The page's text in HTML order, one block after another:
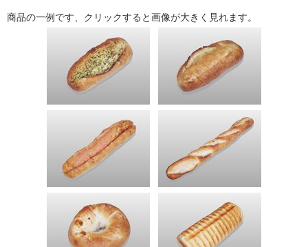
商品の一例です、クリックすると画像が大きく見れます。